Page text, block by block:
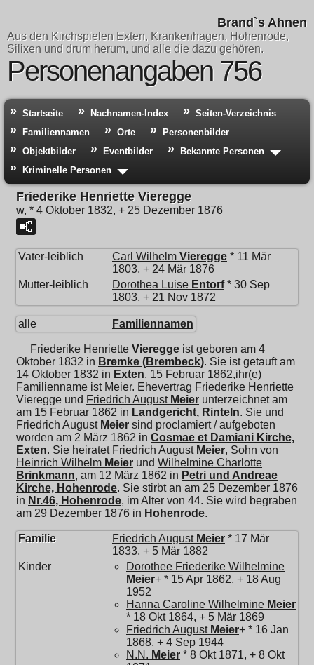
Brand`s Ahnen
Aus den Kirchspielen Exten, Krankenhagen, Hohenrode,
Silixen und drum herum, und alle die dazu gehören.
Personenangaben 756
Startseite Nachnamen-Index
Seiten-Verzeichnis
Familiennamen
Orte
Personenbilder
Objektbilder
Eventbilder
Bekannte Personen
Kriminelle Personen
Friederike Henriette Vieregge
w, * 4 Oktober 1832, + 25 Dezember 1876
Vater-leiblich Carl Wilhelm Vieregge * 11 Mär
1803, + 24 Mär 1876
Mutter-leiblich
Dorothea Luise Entorf* 30 Sep
1803, + 21 Nov 1872
alle Familiennamen
Friederike Henriette Vieregge ist geboren am 4
Oktober 1832 in Bremke (Brembeck). Sie ist getauft am
14 Oktober 1832 in Exten. 15 Februar 1862,ihr(e)
Familienname ist Meier. Ehevertrag Friederike Henriette
Vieregge und Friedrich August Meier unterzeichnet am
am 15 Februar 1862 in Landgericht, Rinteln. Sie und
Friedrich August Meier sind proclamiert / aufgeboten
worden am 2 März 1862 in Cosmae et Damiani Kirche,
Exten. Sie heiratet Friedrich August Meier, Sohn von
Heinrich Wilhelm Meier und Wilhelmine Charlotte
Brinkmann, am 12 März 1862 in Petri und Andreae
Kirche, Hohenrode. Sie stirbt an am 25 Dezember 1876
in Nr.46, Hohenrode, im Alter von 44. Sie wird begraben
am 29 Dezember 1876 in Hohenrode.
Familie Friedrich August Meier * 17 Mär
1833, + 5 Mär 1882
Kinder
Dorothee Friederike Wilhelmine
Meier+ * 15 Apr 1862, + 18 Aug
1952
Hanna Caroline Wilhelmine Meier
* 18 Okt 1864, + 5 Mär 1869
Friedrich August Meier+ * 16 Jan
1868, + 4 Sep 1944
N.N. Meier * 8 Okt 1871, + 8 Okt